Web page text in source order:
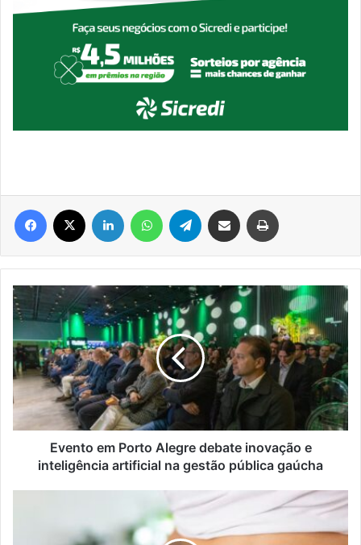
Facebook Linkedin WhatsAppTelegram Compartilhar via e-mail
Evento
em
Porto
Alegre
debate
inovação
e
inteligência
artificial
gestão
Evento em Porto Alegre debate inovação e
inteligência artificial na gestão pública gaúcha